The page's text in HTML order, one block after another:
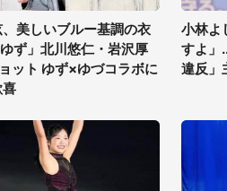
美しいブルー基調の衣
ず」北川悠仁・岩沢厚
ット ゆず×ゆづコラボに
喜
小林よ
すよ」
違反」